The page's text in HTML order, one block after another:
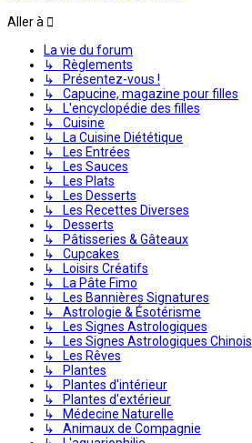
Aller à
La vie du forum
↳ Règlements
↳ Présentez-vous !
↳ Capucine, magazine pour filles
↳ L'encyclopédie des filles
↳ Cuisine
↳ La Cuisine Diététique
↳ Les Entrées
↳ Les Sauces
↳ Les Plats
↳ Les Desserts
↳ Les Recettes Diverses
↳ Desserts
↳ Pâtisseries & Gâteaux
↳ Cupcakes
↳ Loisirs Créatifs
↳ La Pâte Fimo
↳ Les Bannières Signatures
↳ Astrologie & Ésotérisme
↳ Les Signes Astrologiques
↳ Les Signes Astrologiques Chinois
↳ Les Rêves
↳ Plantes
↳ Plantes d'intérieur
↳ Plantes d'extérieur
↳ Médecine Naturelle
↳ Animaux de Compagnie